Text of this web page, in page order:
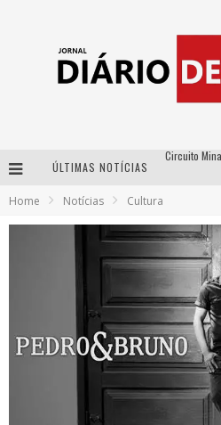
ÚLTIMAS NOTÍCIAS
Home Notícias Cultura